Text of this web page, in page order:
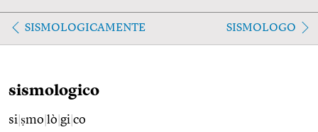
SISMOLOGICAMENTE SISMOLOGO
sismologico
si ṣmo lò gi co